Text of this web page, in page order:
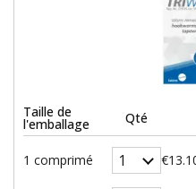
Taille de
l'emballage Qté
1 comprimé